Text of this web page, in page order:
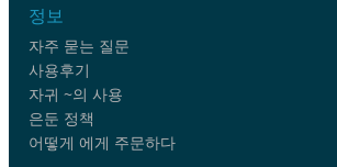
정보
자주 묻는 질문
사용후기
자귀 ~의 사용
은둔 정책
어떻게 에게 주문하다